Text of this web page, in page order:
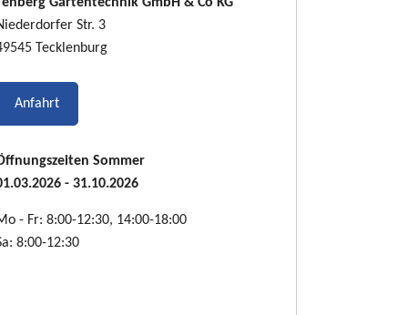
Str. 3
Tecklenburg
Anfahrt
Sommer
- 31.10.2026
- Fr: 8:00-12:30, 14:00-18:00
8:00-12:30